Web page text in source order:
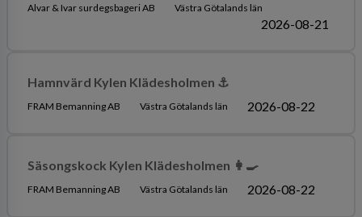
Alvar & Ivar surdegsbageri AB Västra Götalands län
2026-08-21
Hamnvärd Kylen Klädesholmen ⚓️
FRAM Bemanning AB Västra Götalands län 2026-08-22
Säsongskock Kylen Klädesholmen 👩‍🍳
FRAM Bemanning AB Västra Götalands län 2026-08-22